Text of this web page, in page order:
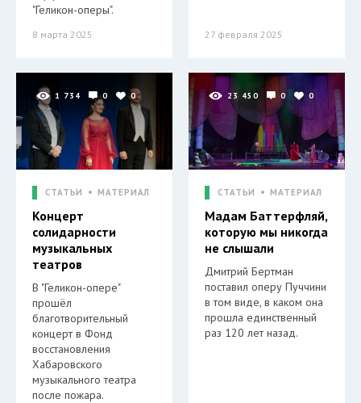
"Геликон-оперы".
8 марта 2025 27 февраля 2025
1 734 0 0
СТАТЬИ МАТЕРИАЛ
Концерт
солидарности
музыкальных
театров
В "Геликон-опере"
прошёл
благотворительный
концерт в Фонд
восстановления
Хабаровского
музыкального театра
после пожара.
23 450 0 0
СТАТЬИ МАТЕРИАЛ
Мадам Баттерфляй,
которую мы никогда
не слышали
Дмитрий Бертман
поставил оперу Пуччини
в том виде, в каком она
прошла единственный
раз 120 лет назад.